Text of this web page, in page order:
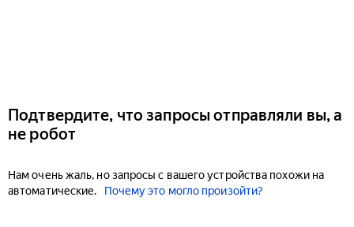
Подтвердите, что запросы отправляли вы, а
не робот
Нам очень жаль, но запросы с вашего устройства похожи на
автоматические.
Почему это могло произойти?